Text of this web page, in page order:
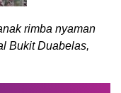
rimba nyaman
Bukit Duabelas,